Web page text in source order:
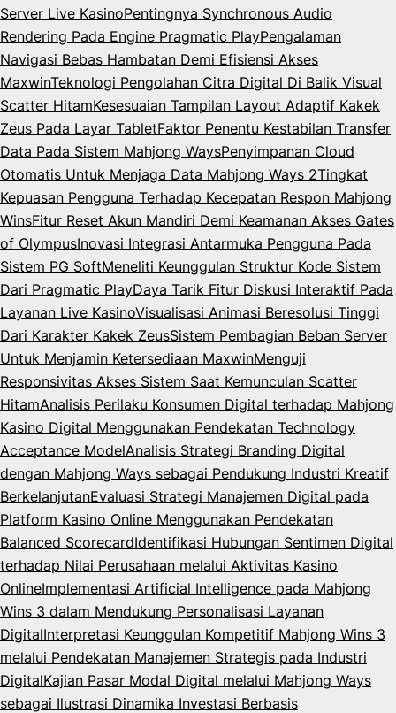
Server Live KasinoPentingnya Synchronous Audio
Rendering Pada Engine Pragmatic PlayPengalaman
Navigasi Bebas Hambatan Demi Efisiensi Akses
MaxwinTeknologi Pengolahan Citra Digital Di Balik Visual
Scatter HitamKesesuaian Tampilan Layout Adaptif Kakek
Zeus Pada Layar TabletFaktor Penentu Kestabilan Transfer
Data Pada Sistem Mahjong WaysPenyimpanan Cloud
Otomatis Untuk Menjaga Data Mahjong Ways 2Tingkat
Kepuasan Pengguna Terhadap Kecepatan Respon Mahjong
WinsFitur Reset Akun Mandiri Demi Keamanan Akses Gates
of OlympusInovasi Integrasi Antarmuka Pengguna Pada
Sistem PG SoftMeneliti Keunggulan Struktur Kode Sistem
Dari Pragmatic PlayDaya Tarik Fitur Diskusi Interaktif Pada
Layanan Live KasinoVisualisasi Animasi Beresolusi Tinggi
Dari Karakter Kakek ZeusSistem Pembagian Beban Server
Untuk Menjamin Ketersediaan MaxwinMenguji
Responsivitas Akses Sistem Saat Kemunculan Scatter
HitamAnalisis Perilaku Konsumen Digital terhadap Mahjong
Kasino Digital Menggunakan Pendekatan Technology
Acceptance ModelAnalisis Strategi Branding Digital
dengan Mahjong Ways sebagai Pendukung Industri Kreatif
BerkelanjutanEvaluasi Strategi Manajemen Digital pada
Platform Kasino Online Menggunakan Pendekatan
Balanced ScorecardIdentifikasi Hubungan Sentimen Digital
terhadap Nilai Perusahaan melalui Aktivitas Kasino
OnlineImplementasi Artificial Intelligence pada Mahjong
Wins 3 dalam Mendukung Personalisasi Layanan
DigitalInterpretasi Keunggulan Kompetitif Mahjong Wins 3
melalui Pendekatan Manajemen Strategis pada Industri
DigitalKajian Pasar Modal Digital melalui Mahjong Ways
sebagai Ilustrasi Dinamika Investasi Berbasis